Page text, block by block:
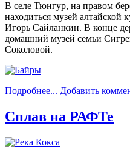
В селе Тюнгур, на правом
находиться музей
Игорь Сайланкин. В конце
домашний музей семьи
Соколовой.
Подробнее... Добавить
Сплав на РАФТе